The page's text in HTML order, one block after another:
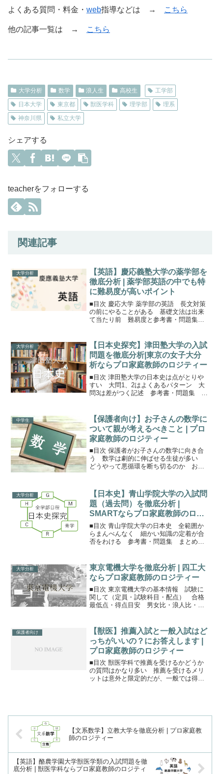
よくある質問・料金・ web指導などは → こちら
他の記事一覧は → こちら
大学分析 数学 浪人生 高校生
工学部
日本大学
東京都 獣医学科 理学部
理系
神奈川県
私立大学
シェアする
teacherをフォローする
関連記事
大学分析
【英語】慶応義塾大学の薬学部を
徹底分析 | 薬学部英語の中でも特
に難易度が高いポイント
■目次 慶応大学 薬学部の英語 長文対策
の前にやることがある 基礎文法は出来
て当たり前 難易度と参考書・問題集
と2023年は3つ、さらに前にも3つの年は
複数あ...
大学分析
【日本史探究】津田塾大学の入試
問題を徹底分析|東京の女子大分
析ならプロ家庭教師のロジティー
■目次 津田塾大学の日本史は点がとりや
すい 大問1、2はよくあるパターン 大
問3は差がつく記述 参考書・問題集 ま
験のみ）A方式（外部試験利用 ＋ 独自試
験）B方式（...
中学生
【保護者向け】お子さんの数学に
ついて親が考えるべきこと | プロ
家庭教師のロジティー
■目次 保護者がお子さんの数学に向き合
う 数学は劇的に伸ばせる生徒が多い
どうやって悪循環を断ち切るのか お子
れやすいのに、実は伸ばしやすい数学は
得意な生徒 苦手な生徒...
大学分析
【日本史】青山学院大学の入試問
題（過去問）を徹底分析 |
SMARTならプロ家庭教師のロジ
ティー
■目次 青山学院大学の日本史 全範囲か
らまんべんなく 細かい知識の定着が合
否をわける 参考書・問題集 まとめ保
別に問題が異なる、一般選抜（個別学部
日程） 全学部問題が共...
大学分析
東京電機大学を徹底分析 | 四工大
ならプロ家庭教師のロジティー
■目次 東京電機大学の基本情報 試験に
関して（定員・試験科目・配点） 合格
最低点・得点目安 男女比・浪人比・学
東京電機大学です。文系ではGMARCHが
有名ですが、四工大...
保護者向け
【獣医】推薦入試と一般入試はど
っちがいいの？にお答えします |
プロ家庭教師のロジティー
■目次 獣医学科で推薦を受けるかどうか
の質問はかなり多い 推薦を受けるメリ
ットは意外と限定的だが、一般では得ら
【文系数学】立教大学を徹底分析 | プロ家庭教
師のロジティー
【英語】酪農学園大学獣医学類の入試問題を徹
底分析 | 獣医学科ならプロ家庭教師のロジティ